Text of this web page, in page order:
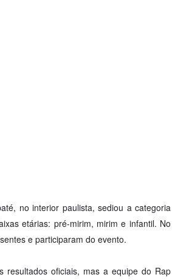
no interior paulista, sediou a categoria
etárias: pré-mirim, mirim e infantil. No
e participaram do evento.
resultados oficiais, mas a equipe do Rap